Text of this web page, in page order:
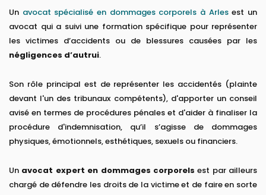
Un avocat spécialisé en dommages corporels à Arlesest un
avocat qui a suivi une formation spécifique pour représenter
les victimes d’accidents ou de blessures causées par les
négligences d’autrui.
Son rôle principal est de représenter les accidentés (plainte
devant l'un des tribunaux compétents), d'apporter un conseil
avisé en termes de procédures pénales et d'aider à finaliser la
procédure d'indemnisation, qu’il s’agisse de dommages
physiques, émotionnels, esthétiques, sexuels ou financiers.
Un avocat expert en dommages corporels est par ailleurs
chargé de défendre les droits de la victime et de faire en sorte